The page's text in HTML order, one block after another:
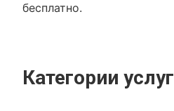
бесплатно.
Категории услуг